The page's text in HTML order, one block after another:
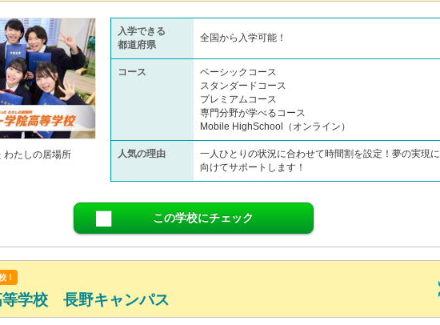
わたしの居場所
入学できる
都道府県
全国から入学可能！
コース
ベーシックコース
スタンダードコース
プレミアムコース
専門分野が学べるコース
Mobile HighSchool（オンライン）
人気の理由
一人ひとりの状況に合わせて時間割を設定！夢の実現に
向けてサポートします！
この学校にチェック
！
等学校 長野キャンパス